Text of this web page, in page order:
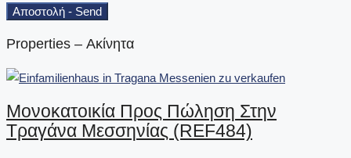
Αποστολή - Send
Properties – Ακίνητα
Μονοκατοικία Προς Πώληση Στην
Τραγάνα Μεσσηνίας (REF484)